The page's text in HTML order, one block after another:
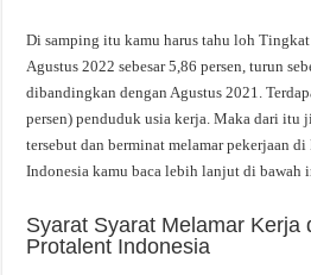
Di samping itu kamu harus tahu loh
Agustus 2022 sebesar 5,86 persen, turun
dibandingkan dengan Agustus 2021.
persen) penduduk usia kerja. Maka dari itu
tersebut dan berminat melamar pekerjaan
Indonesia kamu baca lebih lanjut di bawah
Syarat Syarat Melamar Kerja
Protalent Indonesia